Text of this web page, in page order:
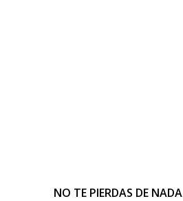
NO TE PIERDAS DE NADA